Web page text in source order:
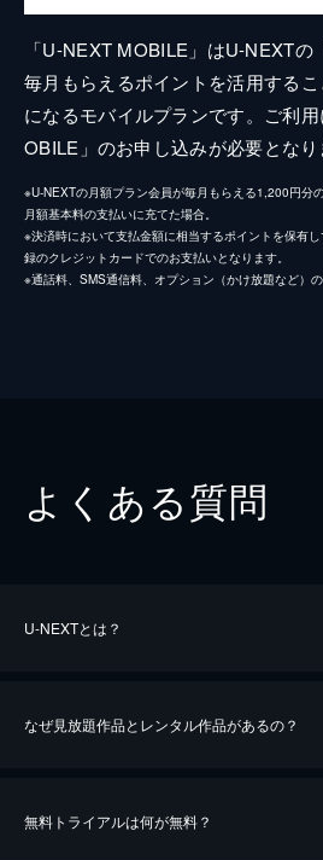
「U-NEXT MOBILE」はU-NEXT
毎月もらえるポイントを活用する
になるモバイルプランです。ご利
OBILE」のお申し込みが必要となり
※U-NEXTの月額プラン会員が毎月もらえる1,200円分
月額基本料の支払いに充てた場合。
※決済時において支払金額に相当するポイントを保有
録のクレジットカードでのお支払いとなります。
※通話料、SMS通信料、オプション（かけ放題など）
よくある質問
U-NEXTとは？
なぜ見放題作品とレンタル作品があるの？
無料トライアルは何が無料？